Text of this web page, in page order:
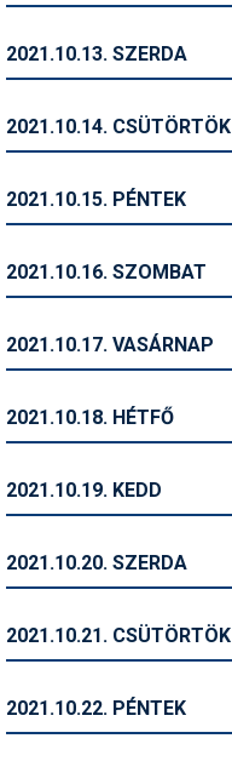
Sífelszerelés
Sífutás
Símánia
Síoktatás
Síszerviz
Sítechnika
Snowboard
Snowboardfelszerelés
Szakértők
Szánkó
Telemark
2021.10.13. SZERDA
2021.10.14. CSÜTÖRTÖK
2021.10.15. PÉNTEK
2021.10.16. SZOMBAT
2021.10.17. VASÁRNAP
2021.10.18. HÉTFŐ
2021.10.19. KEDD
2021.10.20. SZERDA
2021.10.21. CSÜTÖRTÖK
2021.10.22. PÉNTEK